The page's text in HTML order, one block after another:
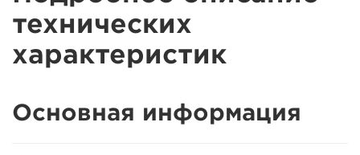
технических
характеристик
Основная информация